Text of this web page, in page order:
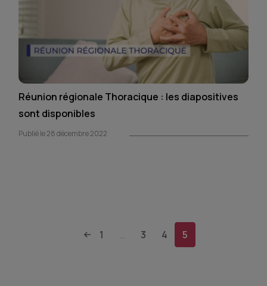
Réunion régionale Thoracique : les diapositives
sont disponibles
Publié le 28 décembre 2022
1 3 4 5